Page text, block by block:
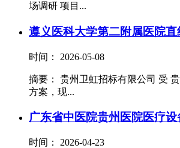
场调研 项目...
遵义医科大学第二附属医院
时间： 2026-05-08
摘要： 贵州卫虹招标有限公司 受
方案，现...
广东省中医院贵州医院医疗
时间： 2026-04-23